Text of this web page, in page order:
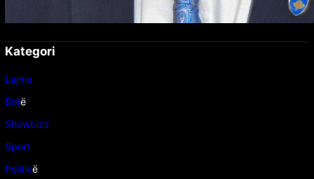
Kategori
Lajme
Botë
Showbizz
Sport
Politikë